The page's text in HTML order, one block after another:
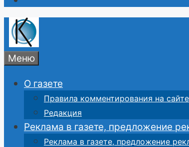
Меню
О газете
Правила комментирования на
Редакция
Реклама в газете, предложение
Реклама в газете, предложение